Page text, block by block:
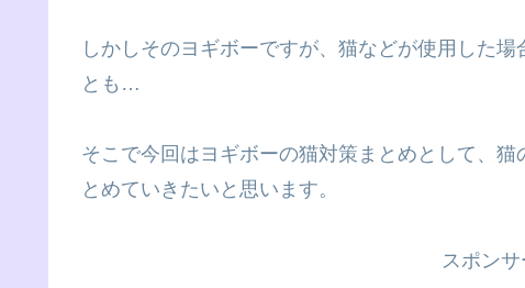
しかしそのヨギボーですが、猫などが使用した
とも…
そこで今回はヨギボーの猫対策まとめとして、
とめていきたいと思います。
スポン